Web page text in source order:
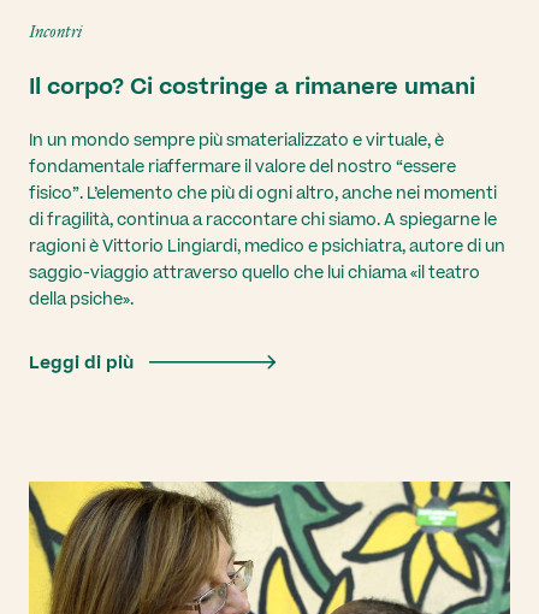
Incontri
Il corpo? Ci costringe a rimanere umani
In un mondo sempre più smaterializzato e virtuale, è
fondamentale riaffermare il valore del nostro “essere
fisico”. L’elemento che più di ogni altro, anche nei momenti
di fragilità, continua a raccontare chi siamo. A spiegarne le
ragioni è Vittorio Lingiardi, medico e psichiatra, autore di un
saggio-viaggio attraverso quello che lui chiama «il teatro
della psiche».
Leggi di più